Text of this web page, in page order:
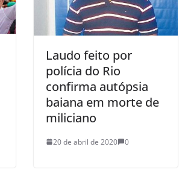
Laudo feito por
polícia do Rio
confirma autópsia
baiana em morte de
miliciano
20 de abril de 2020 0